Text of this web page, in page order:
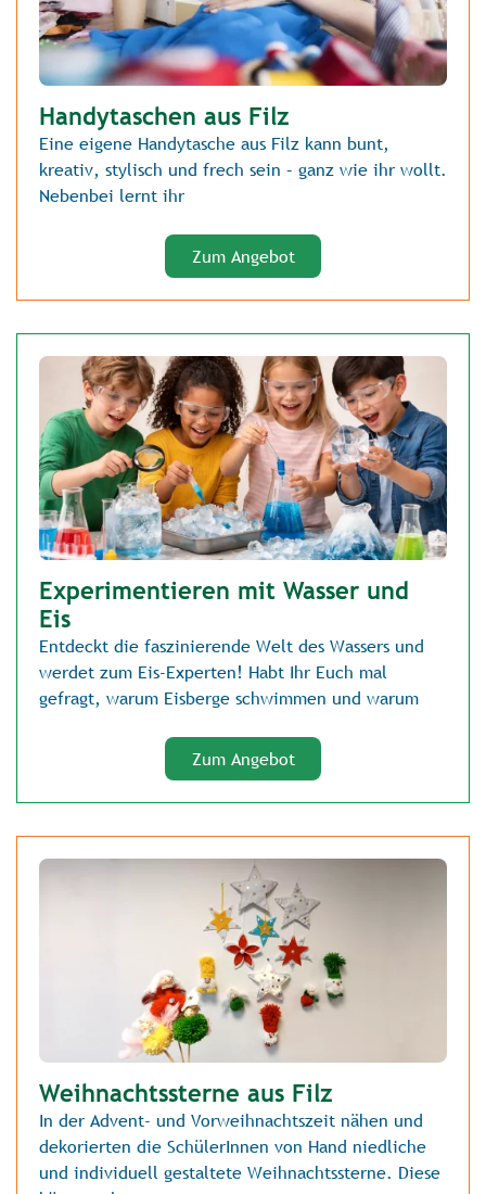
Handytaschen aus Filz
Eine eigene Handytasche aus Filz kann bunt,
kreativ, stylisch und frech sein – ganz wie ihr wollt.
Nebenbei lernt ihr
Zum Angebot
Experimentieren mit Wasser und
Eis
Entdeckt die faszinierende Welt des Wassers und
werdet zum Eis-Experten! Habt Ihr Euch mal
gefragt, warum Eisberge schwimmen und warum
Zum Angebot
Weihnachtssterne aus Filz
In der Advent- und Vorweihnachtszeit nähen und
dekorierten die SchülerInnen von Hand niedliche
und individuell gestaltete Weihnachtssterne. Diese